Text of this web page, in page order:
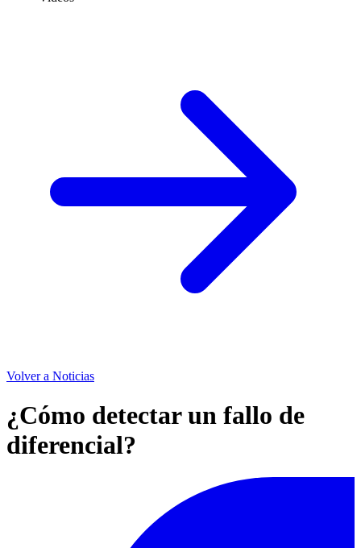
Volver a Noticias
¿Cómo detectar un fallo de
diferencial?